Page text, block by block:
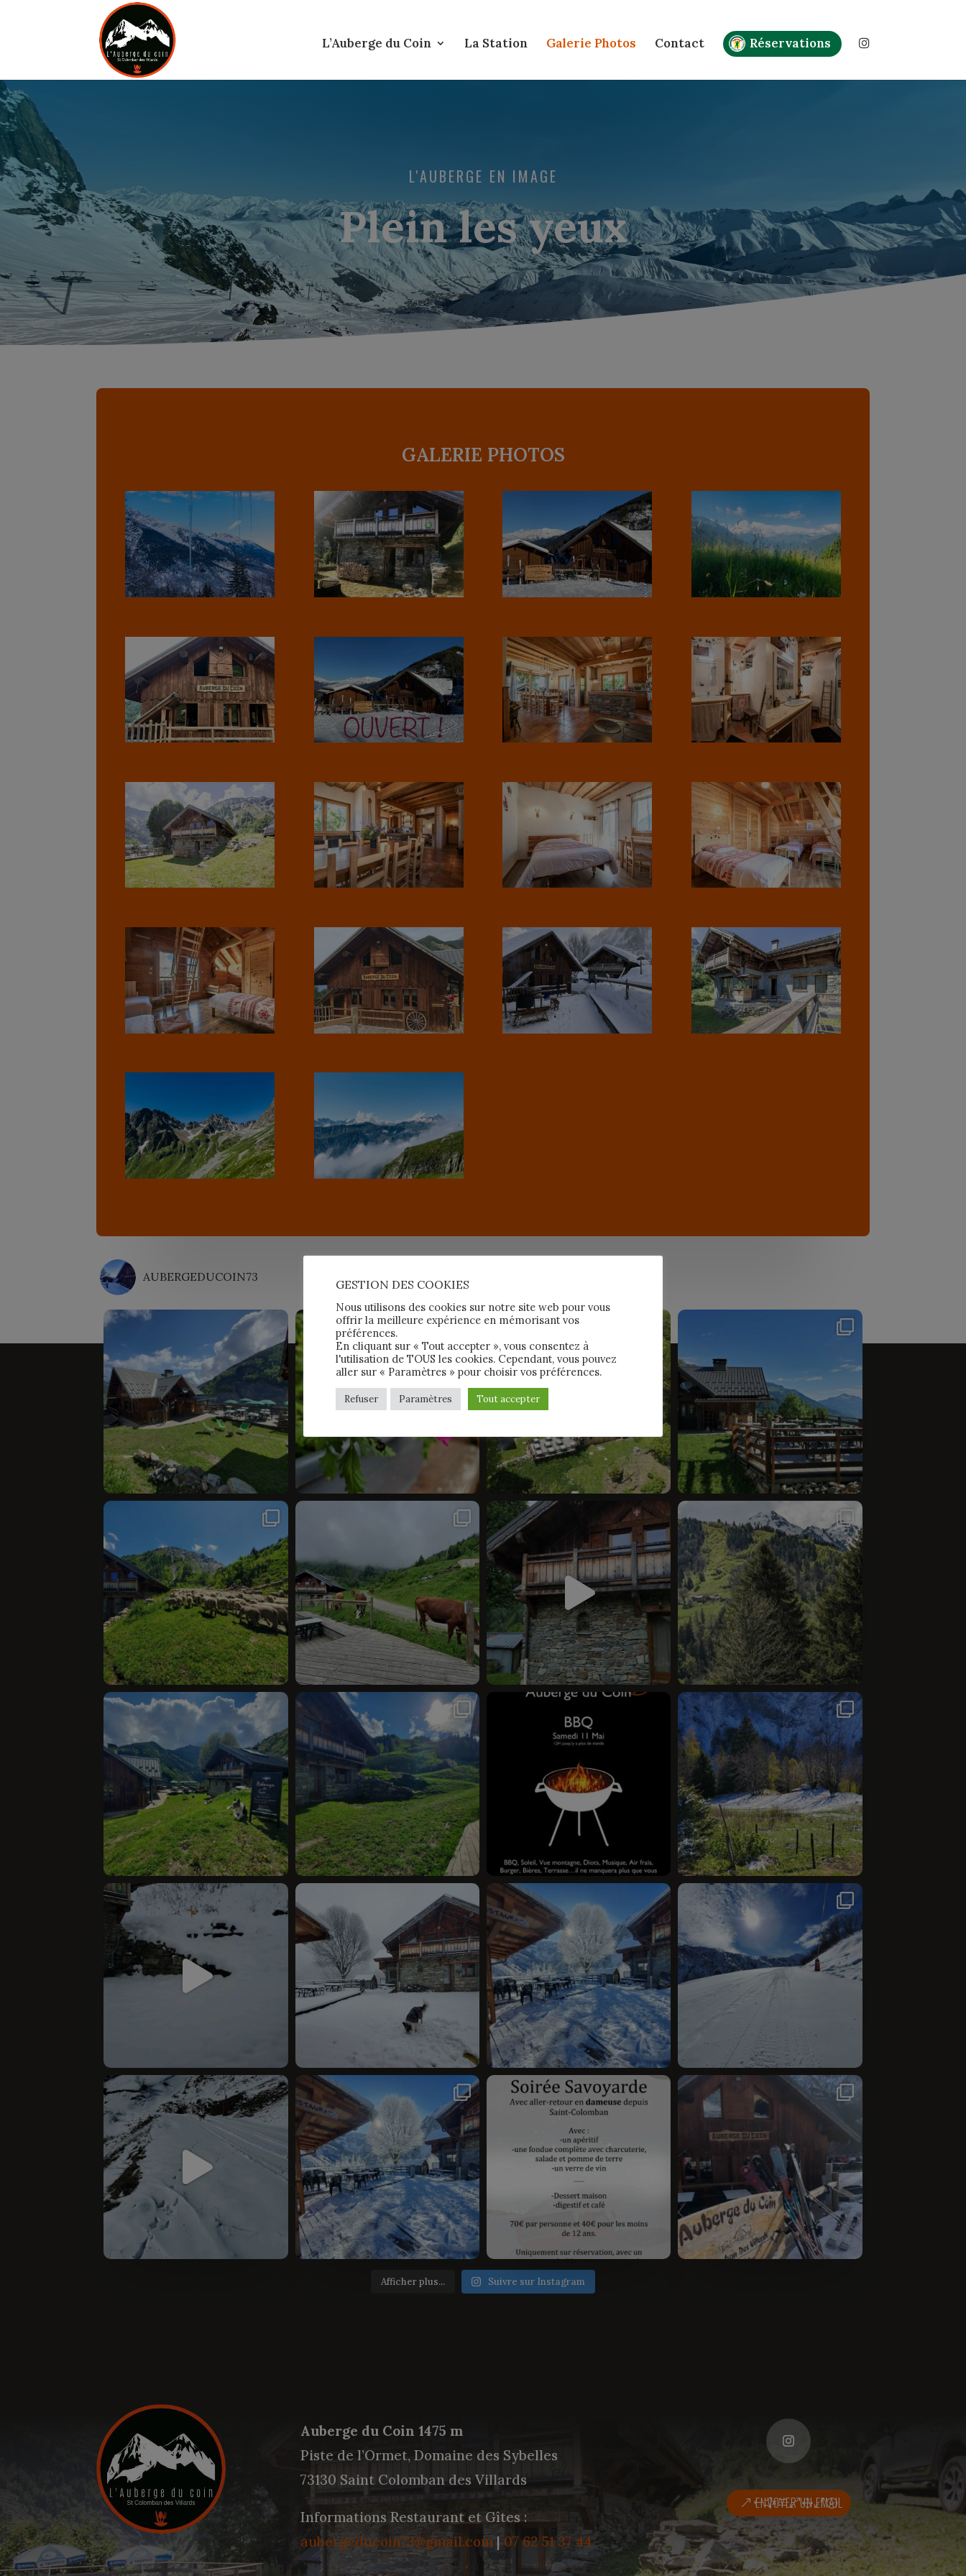
L’Auberge du Coin La Station Galerie Photos Contact Réservations
L'AUBERGE EN IMAGE
Plein les yeux
GALERIE PHOTOS
AUBERGEDUCOIN73
Afficher plus... Suivre sur Instagram
Auberge du Coin 1475 m
Piste de l’Ormet, Domaine des Sybelles
73130 Saint Colomban des Villards
Informations Restaurant et Gîtes :
aubergeducoin73@gmail.com| 07 62 51 37 44
ENVOYER UN EMAIL
GESTION DES COOKIES
Nous utilisons des cookies sur notre site web pour vous
offrir la meilleure expérience en mémorisant vos
préférences.
En cliquant sur « Tout accepter », vous consentez à
l'utilisation de TOUS les cookies. Cependant, vous pouvez
aller sur « Paramètres » pour choisir vos préférences.
Refuser Paramètres Tout accepter